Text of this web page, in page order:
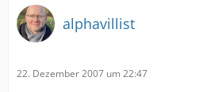
alphavillist
22. Dezember 2007 um 22:47